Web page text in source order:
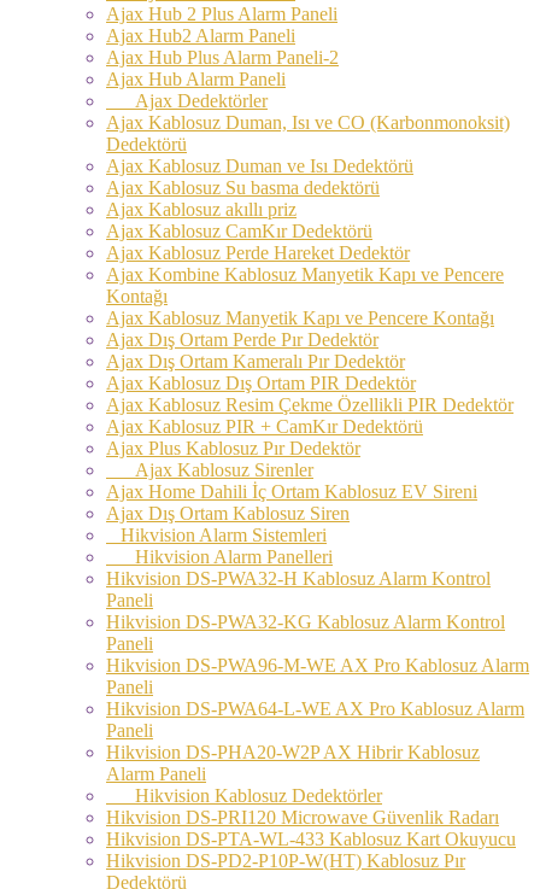
Ajax Hub 2 Plus Alarm Paneli
Ajax Hub2 Alarm Paneli
Ajax Hub Plus Alarm Paneli-2
Ajax Hub Alarm Paneli
Ajax Dedektörler
Ajax Kablosuz Duman, Isı ve CO (Karbonmonoksit)
Dedektörü
Ajax Kablosuz Duman ve Isı Dedektörü
Ajax Kablosuz Su basma dedektörü
Ajax Kablosuz akıllı priz
Ajax Kablosuz CamKır Dedektörü
Ajax Kablosuz Perde Hareket Dedektör
Ajax Kombine Kablosuz Manyetik Kapı ve Pencere
Kontağı
Ajax Kablosuz Manyetik Kapı ve Pencere Kontağı
Ajax Dış Ortam Perde Pır Dedektör
Ajax Dış Ortam Kameralı Pır Dedektör
Ajax Kablosuz Dış Ortam PIR Dedektör
Ajax Kablosuz Resim Çekme Özellikli PIR Dedektör
Ajax Kablosuz PIR + CamKır Dedektörü
Ajax Plus Kablosuz Pır Dedektör
Ajax Kablosuz Sirenler
Ajax Home Dahili İç Ortam Kablosuz EV Sireni
Ajax Dış Ortam Kablosuz Siren
Hikvision Alarm Sistemleri
Hikvision Alarm Panelleri
Hikvision DS-PWA32-H Kablosuz Alarm Kontrol
Paneli
Hikvision DS-PWA32-KG Kablosuz Alarm Kontrol
Paneli
Hikvision DS-PWA96-M-WE AX Pro Kablosuz Alarm
Paneli
Hikvision DS-PWA64-L-WE AX Pro Kablosuz Alarm
Paneli
Hikvision DS-PHA20-W2P AX Hibrir Kablosuz
Alarm Paneli
Hikvision Kablosuz Dedektörler
Hikvision DS-PRI120 Microwave Güvenlik Radarı
Hikvision DS-PTA-WL-433 Kablosuz Kart Okuyucu
Hikvision DS-PD2-P10P-W(HT) Kablosuz Pır
Dedektörü